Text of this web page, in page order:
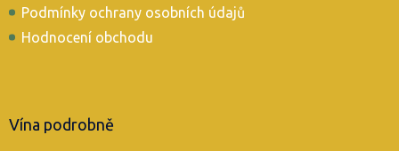
Podmínky ochrany osobních údajů
Hodnocení obchodu
Vína podrobně